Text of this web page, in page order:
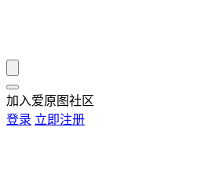
加入爱原图社区
登录 立即注册